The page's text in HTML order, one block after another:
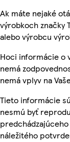
Ak máte nejaké
výrobkoch značky
alebo výrobcu
Hoci informácie o
nemá
nemá vplyv na
Tieto informácie
nesmú byť
náležitého